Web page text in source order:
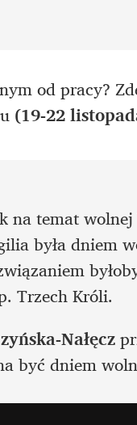
od pracy?
(19-22
temat
była dniem
Trzech Króli.
Nałęcz
być dniem